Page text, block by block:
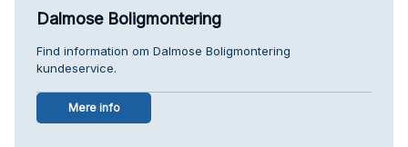
Dalmose Boligmontering
Find information om Dalmose Boligmontering
kundeservice.
Mere info